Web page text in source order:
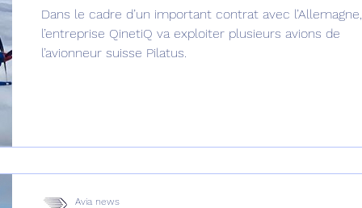
Dans le cadre d’un important contrat avec l’Allemagne,
l’entreprise QinetiQ va exploiter plusieurs avions de
l’avionneur suisse Pilatus.
Avia news